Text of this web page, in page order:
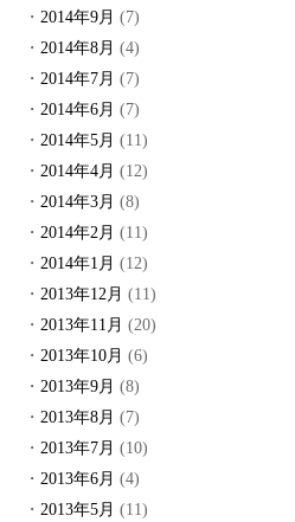
2014年9月 (7)
2014年8月 (4)
2014年7月 (7)
2014年6月 (7)
2014年5月 (11)
2014年4月 (12)
2014年3月 (8)
2014年2月 (11)
2014年1月 (12)
2013年12月 (11)
2013年11月 (20)
2013年10月 (6)
2013年9月 (8)
2013年8月 (7)
2013年7月 (10)
2013年6月 (4)
2013年5月 (11)